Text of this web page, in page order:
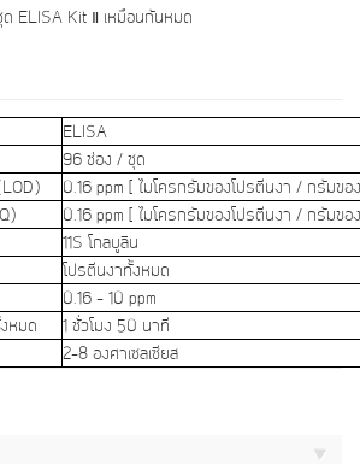
ELISA Kit Ⅱ เหมือนกันหมด
ELISA
96 ช่อง / ชุด
0.16 ppm [ ไมโครกรัมของโปรตีนงา / กรัมขอ
0.16 ppm [ ไมโครกรัมของโปรตีนงา / กรัมขอ
11S โกลบูลิน
โปรตีนงาทั้งหมด
0.16 - 10 ppm
หมด
1 ชั่วโมง 50 นาที
2-8 องศาเซลเซียส